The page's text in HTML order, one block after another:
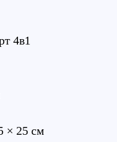
4в1
× 25 см